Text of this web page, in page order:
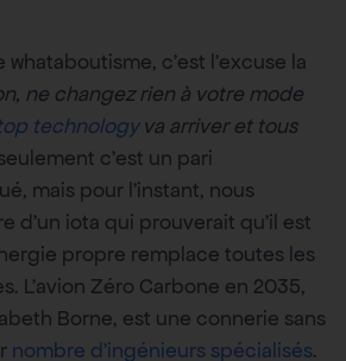
whataboutisme, c’est l’excuse la
ne changez rien à votre mode
technologyva arriver et tous
c’est un pari
mais pour l’instant, nous
d’un iota qui prouverait qu’il est
propre remplace toutes les
L’avion Zéro Carbone en 2035,
Borne, est une connerie sans
nombre d’ingénieurs spécialisés.